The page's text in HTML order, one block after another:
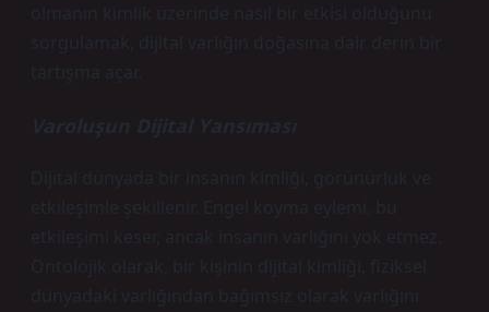
olmanın kimlik üzerinde nasıl bir etkisi olduğunu
sorgulamak, dijital varlığın doğasına dair derin bir
tartışma açar.
Varoluşun Dijital Yansıması
Dijital dünyada bir insanın kimliği, görünürlük ve
etkileşimle şekillenir. Engel koyma eylemi, bu
etkileşimi keser, ancak insanın varlığını yok etmez.
Ontolojik olarak, bir kişinin dijital kimliği, fiziksel
dünyadaki varlığından bağımsız olarak varlığını